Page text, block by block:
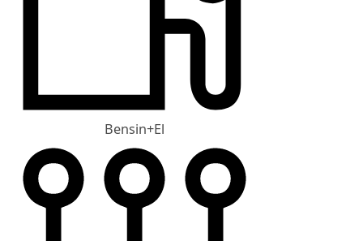
Bensin+El